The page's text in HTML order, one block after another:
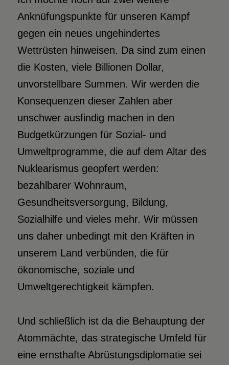
Anknüfungspunkte für unseren Kampf
gegen ein neues ungehindertes
Wettrüsten hinweisen. Da sind zum einen
die Kosten, viele Billionen Dollar,
unvorstellbare Summen. Wir werden die
Konsequenzen dieser Zahlen aber
unschwer ausfindig machen in den
Budgetkürzungen für Sozial- und
Umweltprogramme, die auf dem Altar des
Nuklearismus geopfert werden:
bezahlbarer Wohnraum,
Gesundheitsversorgung, Bildung,
Sozialhilfe und vieles mehr. Wir müssen
uns daher unbedingt mit den Kräften in
unserem Land verbünden, die für
ökonomische, soziale und
Umweltgerechtigkeit kämpfen.
Und schließlich ist da die Behauptung der
Atommächte, das strategische Umfeld für
eine ernsthafte Abrüstungsdiplomatie sei